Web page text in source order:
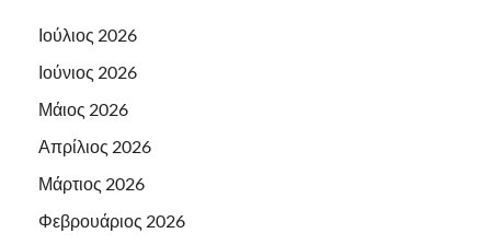
Ιούλιος 2026
Ιούνιος 2026
Μάιος 2026
Απρίλιος 2026
Μάρτιος 2026
Φεβρουάριος 2026